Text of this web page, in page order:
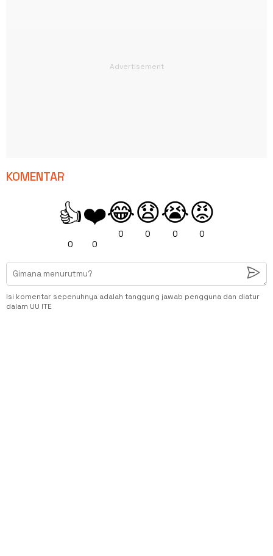
KOMENTAR
👍
0
❤️
0
😂
0
😧
0
😭
0
😡
0
Isi komentar sepenuhnya adalah tanggung jawab pengguna dan diatur
dalam UU ITE